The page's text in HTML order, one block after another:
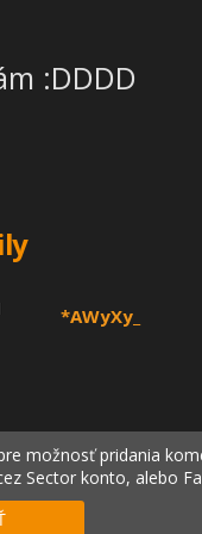
:DDDD
*AWyXy_
možnosť pridania
Sector konto, alebo